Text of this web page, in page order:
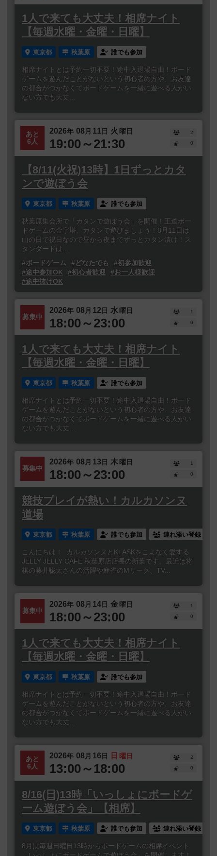
1人で来ても大丈夫！相席ナイト
【毎週水曜・金曜・日曜】
東京都 秋葉原 誰でも参加
相席ナイトとは予約一切不要！途中入退場自由！ボード
ゲームを遊んだことがないという初心者の方や、お友達
の都合がつかなくてボードゲームを一緒に遊べる人がい
ない方でも大丈...
あと
6人
2026年 08 月 11日 火 曜日
19:00～21:30
2
0
【8/11(火祝)13時】1日ずっとカタ
ンで遊ぼう会
東京都 秋葉原 誰でも参加
秋葉原集会所で「カタンで遊ぼう会」を開催！王道ボー
ドゲームの金字塔、カタンで遊びましょう！8月11日は
山の日で祝日なので昼から夜までずっとカタン漬け！ス
タンダードは...
#ボードゲーム
#どなたでも
#初参加歓迎
#途中参加OK
#初心者歓迎
#お一人様歓迎
#途中抜けOK
募集中
2026年 08 月 12日 水曜日
18:00～23:00
1
0
1人で来ても大丈夫！相席ナイト
【毎週水曜・金曜・日曜】
東京都 秋葉原 誰でも参加
相席ナイトとは予約一切不要！途中入退場自由！ボード
ゲームを遊んだことがないという初心者の方や、お友達
の都合がつかなくてボードゲームを一緒に遊べる人がい
ない方でも大丈...
募集中
2026年 08 月 13日 木曜日
18:00～23:00
1
0
競技プレイが熱い！カルカソンヌ
道場
東京都 秋葉原 誰でも参加 連れ添い登録
こんにちは！ カルカソンヌとKLASKをこよなく愛する
JELLY JELLY CAFE 秋葉原店店長の新葉です。最近は将
棋の藤井聡太さんの活躍や麻雀のMリーグ、TV...
募集中
2026年 08 月 14日 金曜日
18:00～23:00
1
0
1人で来ても大丈夫！相席ナイト
【毎週水曜・金曜・日曜】
東京都 秋葉原 誰でも参加
相席ナイトとは予約一切不要！途中入退場自由！ボード
ゲームを遊んだことがないという初心者の方や、お友達
の都合がつかなくてボードゲームを一緒に遊べる人がい
ない方でも大丈...
あと
6人
2026年 08 月 16日 日 曜日
13:00～18:00
2
0
8/16(日)13時「いっしょにボードゲ
ーム遊ぼう会」【相席】
東京都 秋葉原 誰でも参加 連れ添い登録
8月は毎週日曜日13時からボードゲームの相席イベント